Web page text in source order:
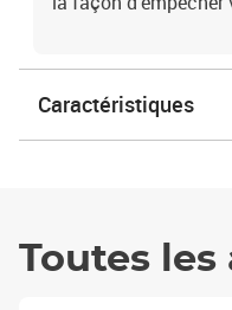
Caractéristiques
Toutes